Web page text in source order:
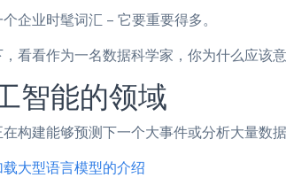
企业时髦词汇 – 它要重要得多。
看看作为一名数据科学家，你为什么应该意
智能的领域
构建能够预测下一个大事件或分析大量数据
大型语言模型的介绍